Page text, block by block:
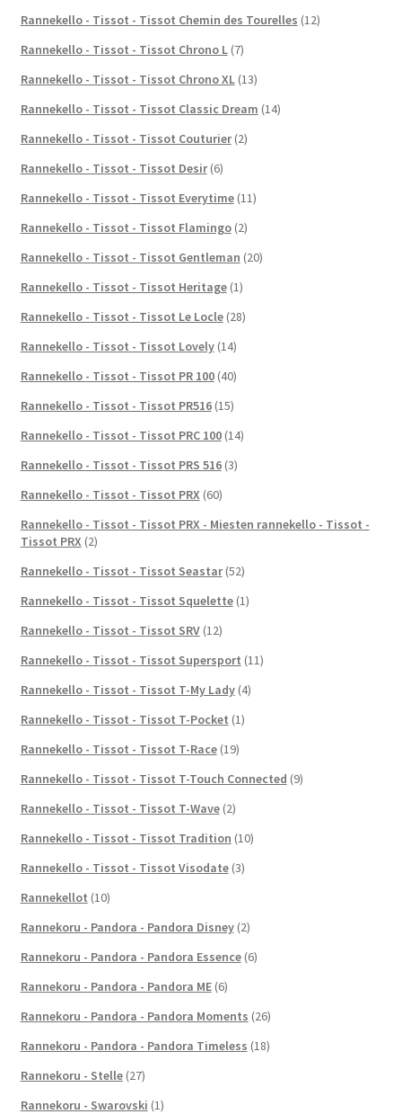
Rannekello - Tissot - Tissot Chemin des Tourelles (12)
Rannekello - Tissot - Tissot Chrono L (7)
Rannekello - Tissot - Tissot Chrono XL (13)
Rannekello - Tissot - Tissot Classic Dream (14)
Rannekello - Tissot - Tissot Couturier (2)
Rannekello - Tissot - Tissot Desir (6)
Rannekello - Tissot - Tissot Everytime (11)
Rannekello - Tissot - Tissot Flamingo (2)
Rannekello - Tissot - Tissot Gentleman (20)
Rannekello - Tissot - Tissot Heritage (1)
Rannekello - Tissot - Tissot Le Locle (28)
Rannekello - Tissot - Tissot Lovely (14)
Rannekello - Tissot - Tissot PR 100 (40)
Rannekello - Tissot - Tissot PR516 (15)
Rannekello - Tissot - Tissot PRC 100 (14)
Rannekello - Tissot - Tissot PRS 516 (3)
Rannekello - Tissot - Tissot PRX (60)
Rannekello - Tissot - Tissot PRX - Miesten rannekello - Tissot -
Tissot PRX (2)
Rannekello - Tissot - Tissot Seastar (52)
Rannekello - Tissot - Tissot Squelette (1)
Rannekello - Tissot - Tissot SRV (12)
Rannekello - Tissot - Tissot Supersport (11)
Rannekello - Tissot - Tissot T-My Lady (4)
Rannekello - Tissot - Tissot T-Pocket (1)
Rannekello - Tissot - Tissot T-Race (19)
Rannekello - Tissot - Tissot T-Touch Connected (9)
Rannekello - Tissot - Tissot T-Wave (2)
Rannekello - Tissot - Tissot Tradition (10)
Rannekello - Tissot - Tissot Visodate (3)
Rannekellot (10)
Rannekoru - Pandora - Pandora Disney (2)
Rannekoru - Pandora - Pandora Essence (6)
Rannekoru - Pandora - Pandora ME (6)
Rannekoru - Pandora - Pandora Moments (26)
Rannekoru - Pandora - Pandora Timeless (18)
Rannekoru - Stelle (27)
Rannekoru - Swarovski (1)